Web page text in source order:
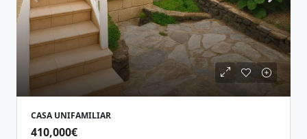
CASA UNIFAMILIAR
410,000€